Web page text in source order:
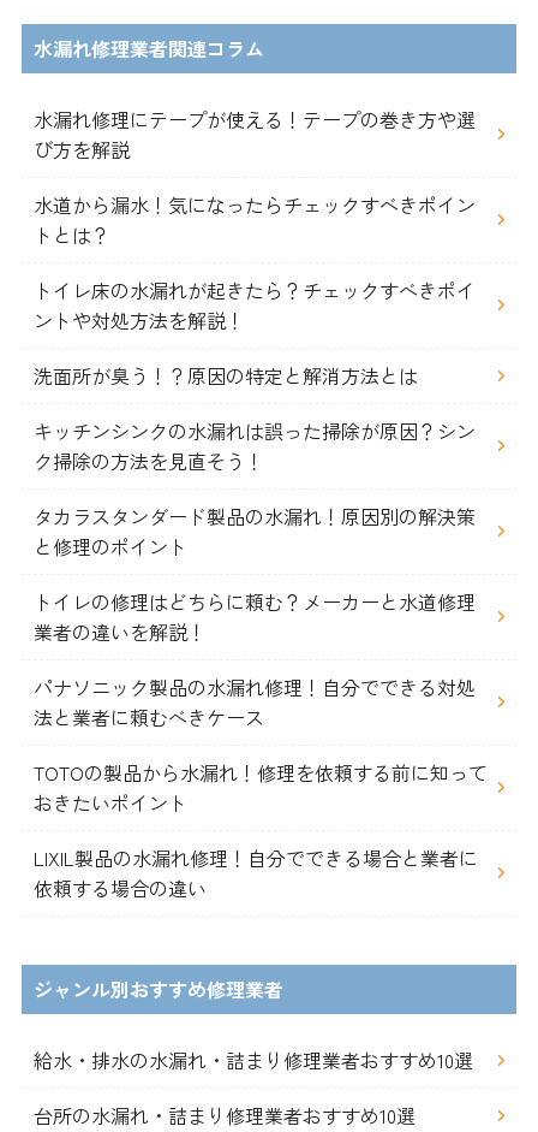
水漏れ修理業者関連コラム
水漏れ修理にテープが使える！テープの巻き方や選
び方を解説
水道から漏水！気になったらチェックすべきポイン
トとは？
トイレ床の水漏れが起きたら？チェックすべきポイ
ントや対処方法を解説！
洗面所が臭う！？原因の特定と解消方法とは
キッチンシンクの水漏れは誤った掃除が原因？シン
ク掃除の方法を見直そう！
タカラスタンダード製品の水漏れ！原因別の解決策
と修理のポイント
トイレの修理はどちらに頼む？メーカーと水道修理
業者の違いを解説！
パナソニック製品の水漏れ修理！自分でできる対処
法と業者に頼むべきケース
TOTOの製品から水漏れ！修理を依頼する前に知って
おきたいポイント
LIXIL製品の水漏れ修理！自分でできる場合と業者に
依頼する場合の違い
ジャンル別おすすめ修理業者
給水・排水の水漏れ・詰まり修理業者おすすめ10選
台所の水漏れ・詰まり修理業者おすすめ10選